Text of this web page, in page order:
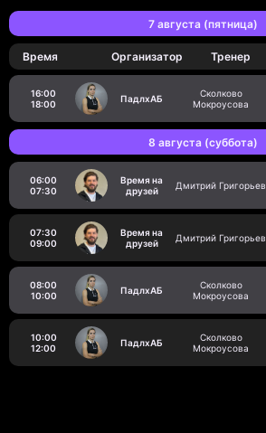
7 августа (пятница)
Время Организатор Тренер
16:00
18:00
ПадлхАБ
Сколково
Мокроусова
8 августа (суббота)
06:00
07:30
Время на
друзей
Дмитрий Григорьев
07:30
09:00
Время на
друзей
Дмитрий Григорьев
08:00
10:00
ПадлхАБ
Сколково
Мокроусова
10:00
12:00
ПадлхАБ
Сколково
Мокроусова